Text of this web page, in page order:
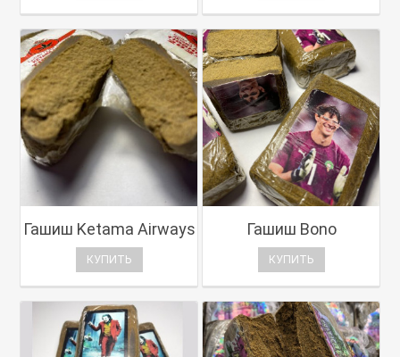
Гашиш Ketama Airways
КУПИТЬ
Гашиш Bono
КУПИТЬ